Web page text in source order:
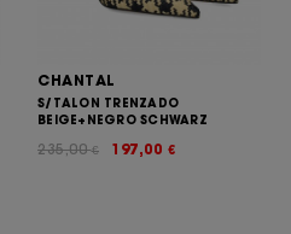
CHANTAL
S/TALON TRENZADO
BEIGE+NEGRO SCHWARZ
197,00 €
235,00€